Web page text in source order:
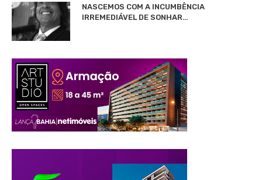
NASCEMOS COM A INCUMBÊNCIA
IRREMEDIÁVEL DE SONHAR…